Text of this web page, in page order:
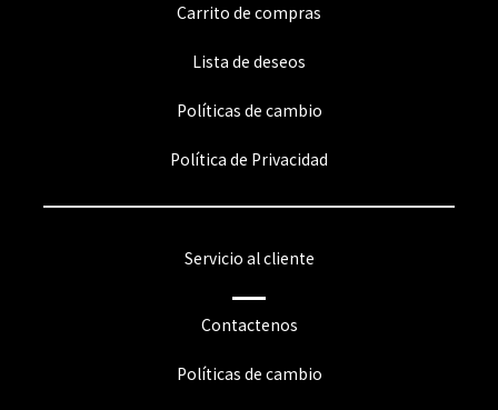
Carrito de compras
Lista de deseos
Políticas de cambio
Política de Privacidad
Servicio al cliente
Contactenos
Políticas de cambio